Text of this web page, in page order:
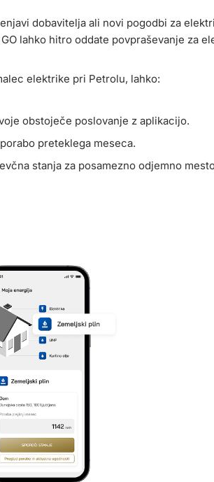
dobavitelja ali novi pogodbi za
lahko hitro oddate povpraševanje za
elektrike pri Petrolu, lahko:
obstoječe poslovanje z aplikacijo.
preteklega meseca.
stanja za posamezno odjemno